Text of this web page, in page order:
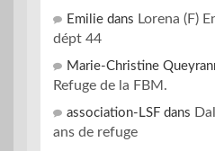
Emilie dans Lorena (F)
dépt 44
Marie-Christine
Refuge de la FBM.
association-LSF dans
ans de refuge